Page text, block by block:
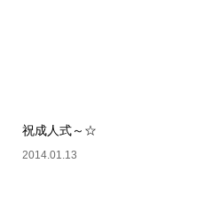
祝成人式～☆
2014.01.13